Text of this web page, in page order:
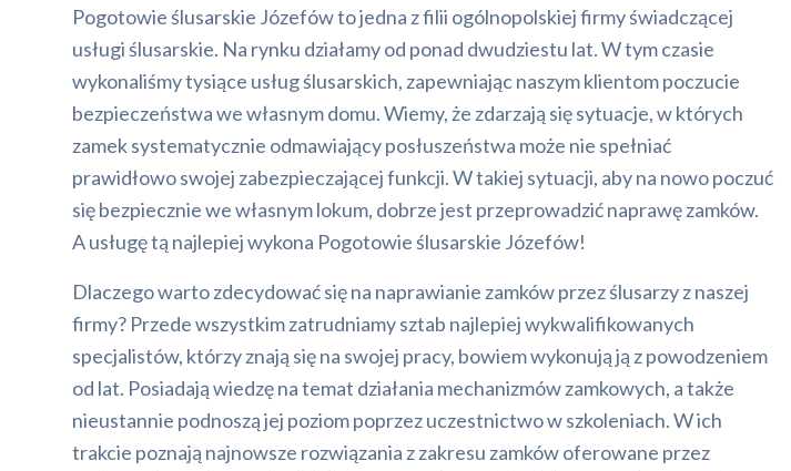
Pogotowie ślusarskie Józefów to jedna z filii ogólnopolskiej firmy świadczącej
usługi ślusarskie. Na rynku działamy od ponad dwudziestu lat. W tym czasie
wykonaliśmy tysiące usług ślusarskich, zapewniając naszym klientom poczucie
bezpieczeństwa we własnym domu. Wiemy, że zdarzają się sytuacje, w których
zamek systematycznie odmawiający posłuszeństwa może nie spełniać
prawidłowo swojej zabezpieczającej funkcji. W takiej sytuacji, aby na nowo poczuć
się bezpiecznie we własnym lokum, dobrze jest przeprowadzić naprawę zamków.
A usługę tą najlepiej wykona Pogotowie ślusarskie Józefów!
Dlaczego warto zdecydować się na naprawianie zamków przez ślusarzy z naszej
firmy? Przede wszystkim zatrudniamy sztab najlepiej wykwalifikowanych
specjalistów, którzy znają się na swojej pracy, bowiem wykonują ją z powodzeniem
od lat. Posiadają wiedzę na temat działania mechanizmów zamkowych, a także
nieustannie podnoszą jej poziom poprzez uczestnictwo w szkoleniach. W ich
trakcie poznają najnowsze rozwiązania z zakresu zamków oferowane przez